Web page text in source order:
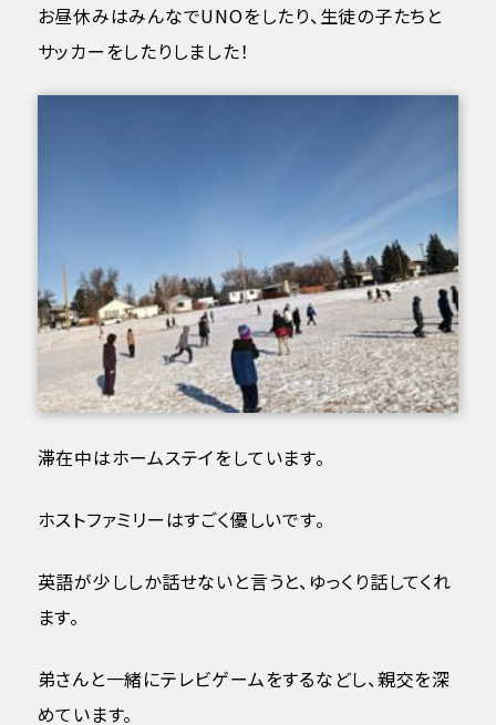
お昼休みはみんなでUNOをしたり、生徒の子たちと
サッカーをしたりしました！
滞在中はホームステイをしています。
ホストファミリーはすごく優しいです。
英語が少ししか話せないと言うと、ゆっくり話してくれ
ます。
弟さんと一緒にテレビゲームをするなどし、親交を深
めています。